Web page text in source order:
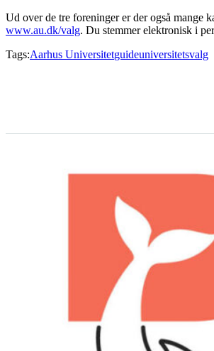
Ud over de tre foreninger er der også mange
www.au.dk/valg. Du stemmer elektronisk i
Tags:Aarhus Universitetguideuniversitetsvalg